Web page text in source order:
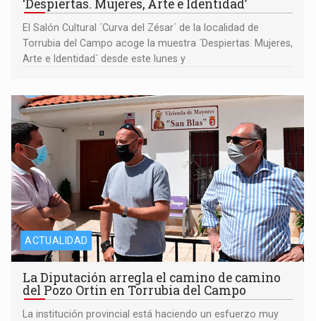
‘Despiertas. Mujeres, Arte e Identidad’
El Salón Cultural ´Curva del Zésar´ de la localidad de
Torrubia del Campo acoge la muestra ´Despiertas. Mujeres,
Arte e Identidad´ desde este lunes y
ACTUALIDAD
La Diputación arregla el camino de camino
del Pozo Ortin en Torrubia del Campo
La institución provincial está haciendo un esfuerzo muy